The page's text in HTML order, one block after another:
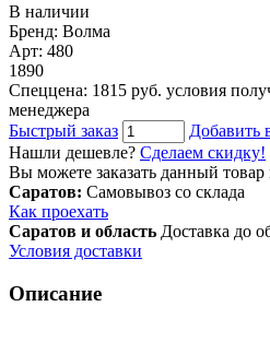
В наличии
Бренд: Волма
Арт: 480
1890
Спеццена: 1815 руб. условия
менеджера
Быстрый заказ
Добавить
Нашли дешевле? Сделаем скидку!
Вы можете заказать данный товар
Саратов: Самовывоз со склада
Как проехать
Саратов и область Доставка до
Условия доставки
Описание